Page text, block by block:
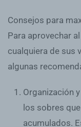
Consejos para
Para aprovechar
cualquiera de sus
algunas
Organización
los sobres
acumulados.